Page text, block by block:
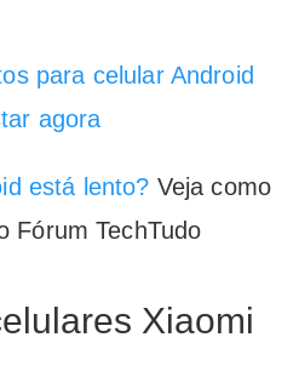
para celular Android
agora
está lento? Veja como
Fórum TechTudo
Xiaomi